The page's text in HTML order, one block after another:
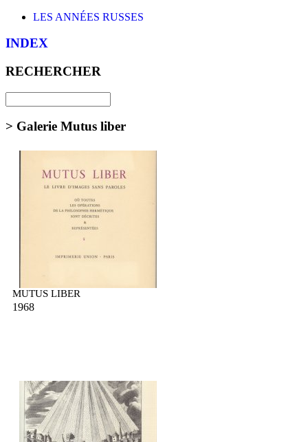
LES ANNÉES RUSSES
INDEX
RECHERCHER
> Galerie Mutus liber
MUTUS LIBER
1968